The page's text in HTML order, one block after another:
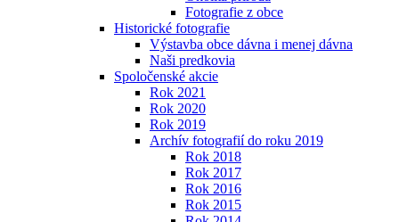
Fotografie z obce
Historické fotografie
Výstavba obce dávna i menej dávna
Naši predkovia
Spoločenské akcie
Rok 2021
Rok 2020
Rok 2019
Archív fotografií do roku 2019
Rok 2018
Rok 2017
Rok 2016
Rok 2015